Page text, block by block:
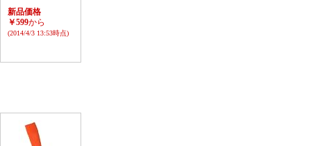
新品価格
￥599から
(2014/4/3 13:53時点)